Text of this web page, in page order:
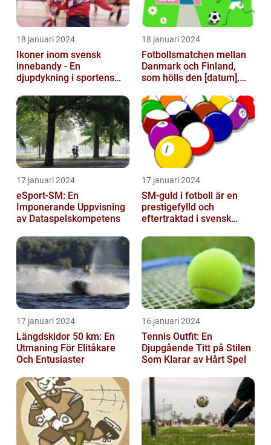
18 januari 2024
Ikoner inom svensk
innebandy - En
djupdykning i sportens
profiler
18 januari 2024
Fotbollsmatchen mellan
Danmark och Finland,
som hölls den [datum],
allvarl...
17 januari 2024
eSport-SM: En
Imponerande Uppvisning
av Dataspelskompetens
17 januari 2024
SM-guld i fotboll är en
prestigefylld och
eftertraktad i svensk
17 januari 2024
Längdskidor 50 km: En
Utmaning För Elitåkare
Och Entusiaster
16 januari 2024
Tennis Outfit: En
Djupgående Titt på Stilen
Som Klarar av Hårt Spel